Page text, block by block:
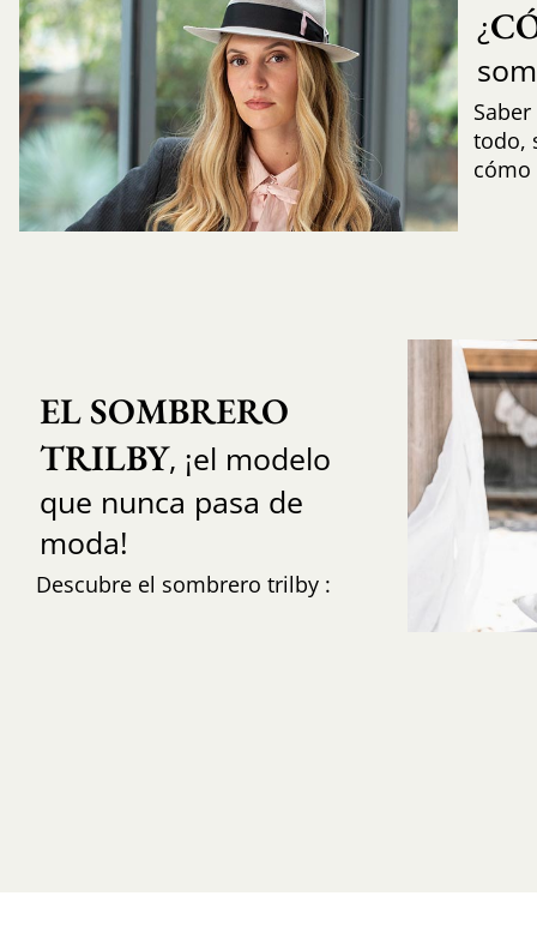
¿
todo,
cómo
EL SOMBRERO
TRILBY, ¡el modelo
que nunca pasa de
moda!
Descubre el sombrero trilby :